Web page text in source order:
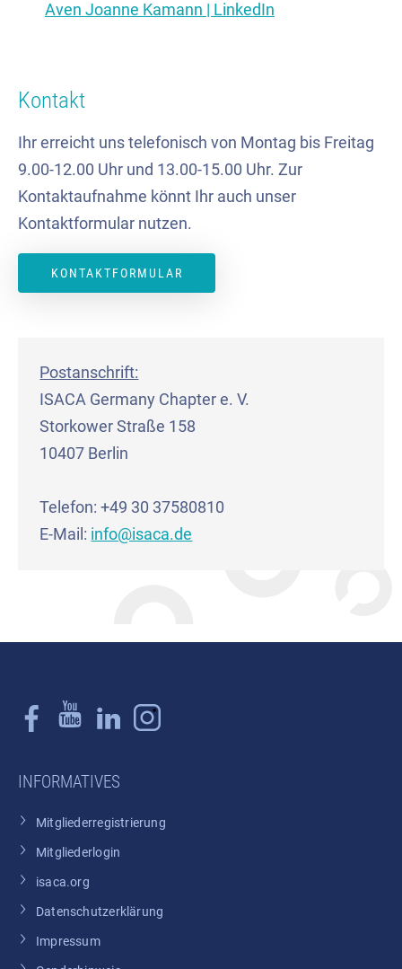
Aven Joanne Kamann | LinkedIn
Kontakt
Ihr erreicht uns telefonisch von Montag bis Freitag
9.00-12.00 Uhr und 13.00-15.00 Uhr. Zur
Kontaktaufnahme könnt Ihr auch unser
Kontaktformular nutzen.
KONTAKTFORMULAR
Postanschrift:
ISACA Germany Chapter e. V.
Storkower Straße 158
10407 Berlin
Telefon: +49 30 37580810
E-Mail: info@isaca.de
INFORMATIVES
Mitgliederregistrierung
Mitgliederlogin
isaca.org
Datenschutzerklärung
Impressum